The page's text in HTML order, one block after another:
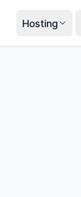
Hosting